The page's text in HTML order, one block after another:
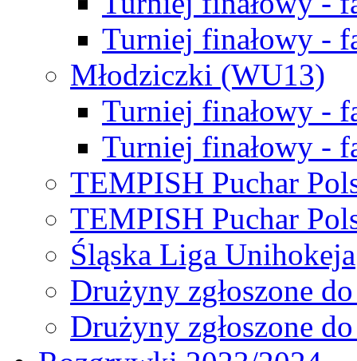
Turniej finałowy -
Młodziczki (WU13)
Turniej finałowy -
Turniej finałowy -
TEMPISH Puchar
TEMPISH Puchar
Śląska Liga Unihokeja
Drużyny zgłoszone
Drużyny zgłoszone